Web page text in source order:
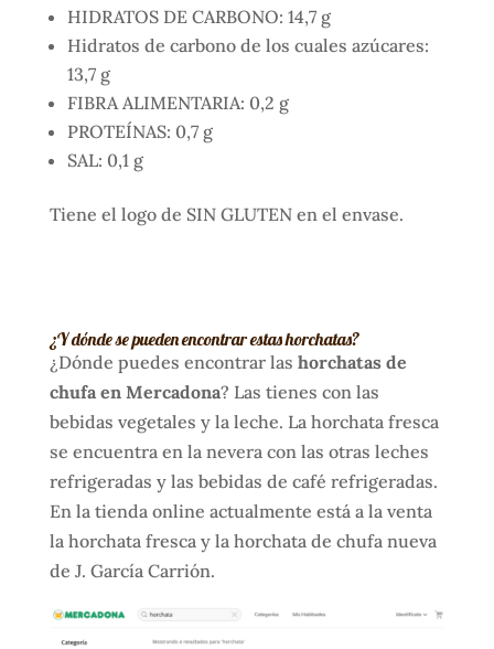
HIDRATOS DE CARBONO: 14,7 g
Hidratos de carbono de los cuales azúcares:
13,7 g
FIBRA ALIMENTARIA: 0,2 g
PROTEÍNAS: 0,7 g
SAL: 0,1 g
Tiene el logo de SIN GLUTEN en el envase.
¿Y dónde se pueden encontrar estas horchatas?
¿Dónde puedes encontrar las horchatas de
chufa en Mercadona? Las tienes con las
bebidas vegetales y la leche. La horchata fresca
se encuentra en la nevera con las otras leches
refrigeradas y las bebidas de café refrigeradas.
En la tienda online actualmente está a la venta
la horchata fresca y la horchata de chufa nueva
de J. García Carrión.